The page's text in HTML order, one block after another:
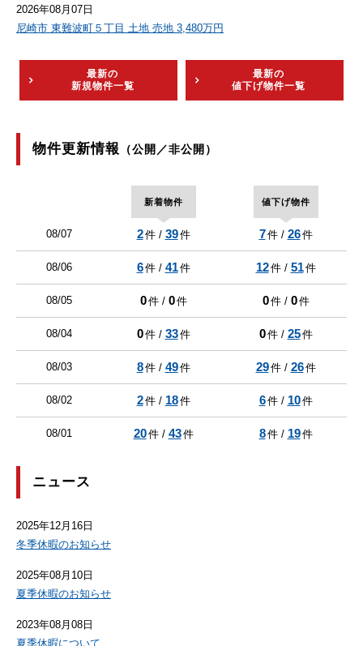
2026年08月07日
尼崎市 東難波町５丁目 土地 売地 3,480万円
最新の
新規物件一覧
最新の
値下げ物件一覧
物件更新情報 （公開／非公開）
新着物件 値下げ物件
08/07 2件 / 39件 7件 / 26件
08/06 6件 / 41件 12件 / 51件
08/05 0件 / 0件 0件 / 0件
08/04 0件 / 33件 0件 / 25件
08/03 8件 / 49件 29件 / 26件
08/02 2件 / 18件 6件 / 10件
08/01 20件 / 43件 8件 / 19件
ニュース
2025年12月16日
冬季休暇のお知らせ
2025年08月10日
夏季休暇のお知らせ
2023年08月08日
夏季休暇について